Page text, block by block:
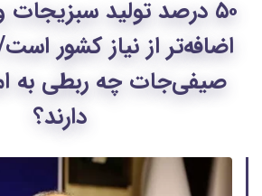
۵۰ درصد تولید
اضافه‌تر از نیاز کشور
صیفی‌جات چه ربطی به
دارند؟